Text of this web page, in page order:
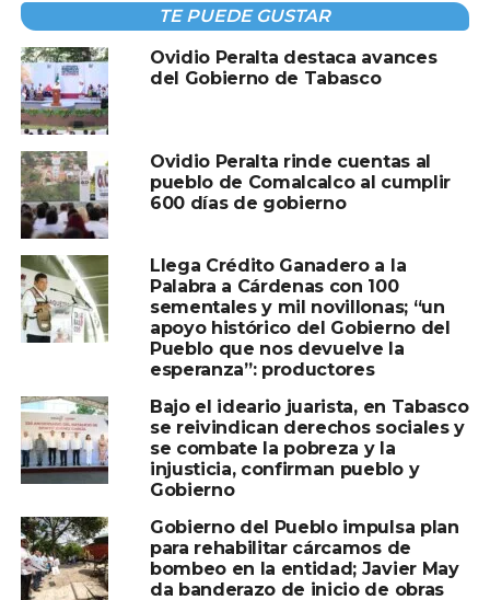
del programa ‘La Clínica es Nuestra’ para
mejora de infraestructura y fortalecer el
tejido social
TE PUEDE GUSTAR
Ovidio Peralta destaca avances
del Gobierno de Tabasco
Ovidio Peralta rinde cuentas al
pueblo de Comalcalco al cumplir
600 días de gobierno
Llega Crédito Ganadero a la
Palabra a Cárdenas con 100
sementales y mil novillonas; “un
apoyo histórico del Gobierno del
Pueblo que nos devuelve la
esperanza”: productores
Bajo el ideario juarista, en Tabasco
se reivindican derechos sociales y
se combate la pobreza y la
injusticia, confirman pueblo y
Gobierno
Gobierno del Pueblo impulsa plan
para rehabilitar cárcamos de
bombeo en la entidad; Javier May
da banderazo de inicio de obras